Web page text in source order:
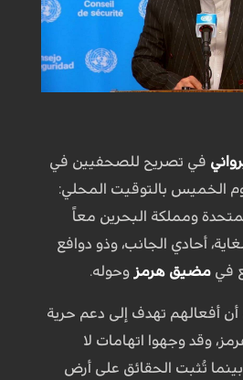
في تصريح للصحفيين في
الخميس بالتوقيت المحلي:
ومملكة البحرين معاً
أحادي الجانب، وذو دوافع
في مضيق هرمز وحوله.
أن أفعالهم تهدف إلى دعم حرية
وقد وجهوا اتهامات لا
تُثبت الحقائق على أرض